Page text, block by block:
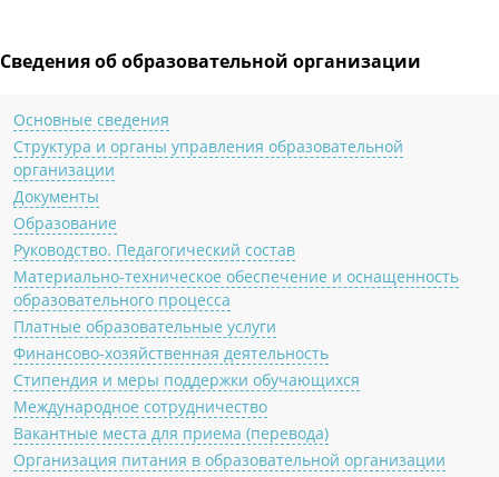
Сведения об образовательной организации
Основные сведения
Структура и органы управления образовательной
организации
Документы
Образование
Руководство. Педагогический состав
Материально-техническое обеспечение и оснащенность
образовательного процесса
Платные образовательные услуги
Финансово-хозяйственная деятельность
Стипендия и меры поддержки обучающихся
Международное сотрудничество
Вакантные места для приема (перевода)
Организация питания в образовательной организации